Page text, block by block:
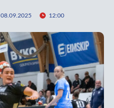
08.09.2025 12:00